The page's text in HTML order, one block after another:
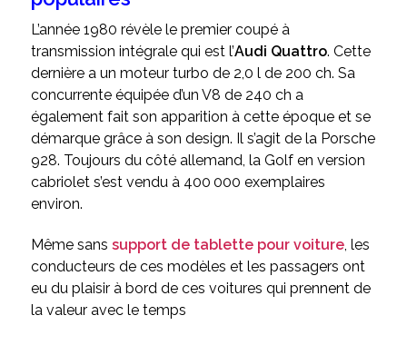
L’année 1980 révèle le premier coupé à
transmission intégrale qui est l’Audi Quattro. Cette
dernière a un moteur turbo de 2,0 l de 200 ch. Sa
concurrente équipée d’un V8 de 240 ch a
également fait son apparition à cette époque et se
démarque grâce à son design. Il s’agit de la Porsche
928. Toujours du côté allemand, la Golf en version
cabriolet s’est vendu à 400 000 exemplaires
environ.
Même sans support de tablette pour voiture, les
conducteurs de ces modèles et les passagers ont
eu du plaisir à bord de ces voitures qui prennent de
la valeur avec le temps